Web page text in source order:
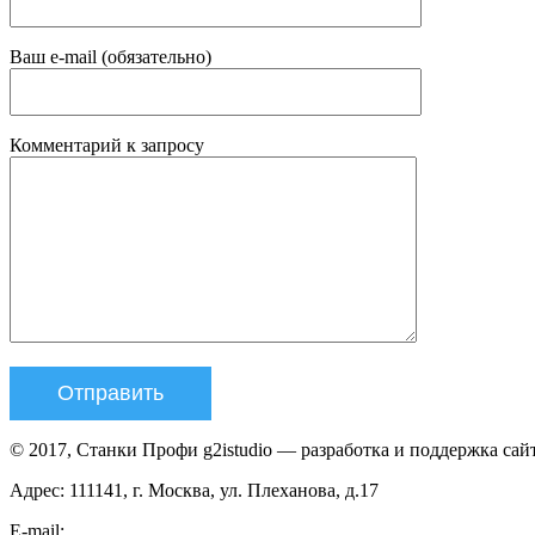
Ваш e-mail (обязательно)
Комментарий к запросу
© 2017, Станки Профи g2istudio — разработка и поддержка
Адрес: 111141, г. Москва, ул. Плеханова, д.17
E-mail: